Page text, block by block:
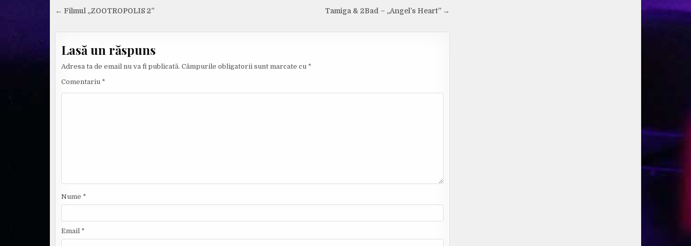
Navigare
articole
Tamiga & 2Bad – „Angel’s Heart” →
← Filmul „ZOOTROPOLIS 2”
Lasă un răspuns
Adresa ta de email nu va fi publicată. Câmpurile obligatorii sunt marcate cu *
Comentariu *
Nume *
Email *